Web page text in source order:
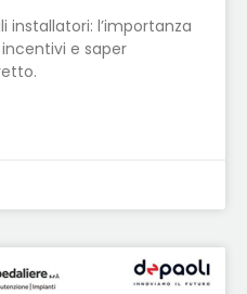
installatori: l’importanza
e saper